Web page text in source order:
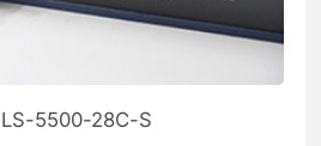
5500-28C-S